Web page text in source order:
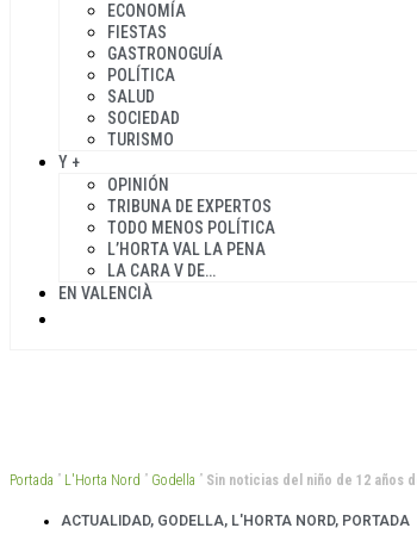
ECONOMÍA
FIESTAS
GASTRONOGUÍA
POLÍTICA
SALUD
SOCIEDAD
TURISMO
Y +
OPINIÓN
TRIBUNA DE EXPERTOS
TODO MENOS POLÍTICA
L’HORTA VAL LA PENA
LA CARA V DE…
EN VALENCIÀ
Portada ” L'Horta Nord ” Godella ” Sin noticias del niño de 12 años
ACTUALIDAD, GODELLA, L'HORTA NORD, PORTADA